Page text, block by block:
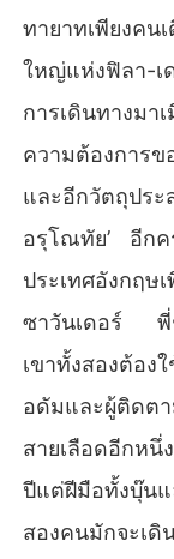
ทายาทเพียงค
ใหญ่แห่งฟิลา-เ
การเดินทางมา
ความต้องการข
และอีกวัตถุประ
อรุโณทัย’ อีกค
ประเทศอังกฤ
ซาวันเดอร์ พี่ช
เขาทั้งสองต้อง
อดัมและผู้ติดต
สายเลือดอีกหนึ่
ปีแต่ฝีมือทั้งบุ๊น
สองคนมักจะเ